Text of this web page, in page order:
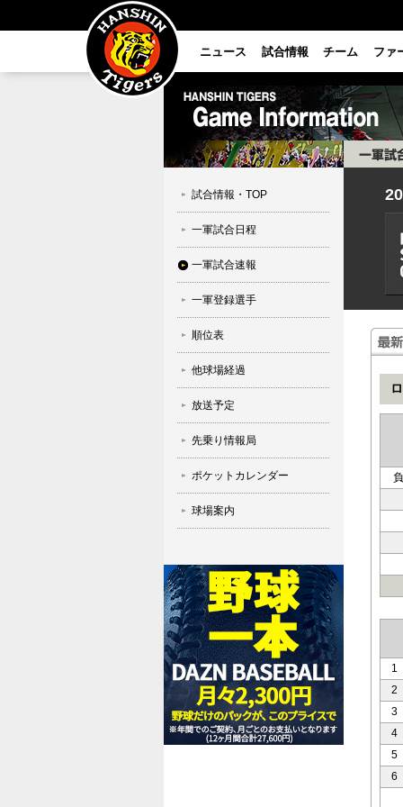
ニュース 試合情報 チーム ファ
試合情報・TOP
一軍試合日程
一軍試合速報
一軍登録選手
順位表
他球場経過
放送予定
先乗り情報局
ポケットカレンダー
球場案内
負
1
2
3
4
5
6